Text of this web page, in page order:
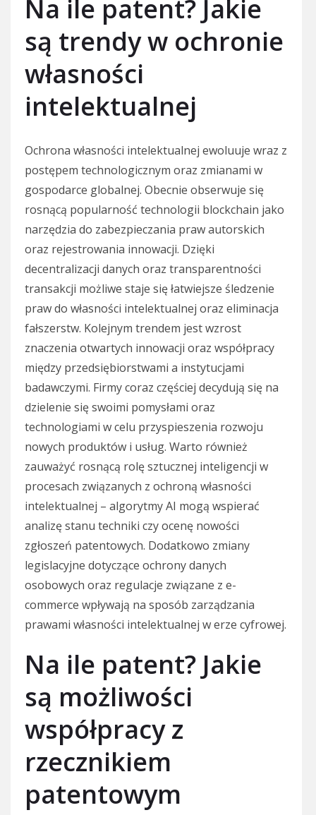
Na ile patent? Jakie
są trendy w ochronie
własności
intelektualnej
Ochrona własności intelektualnej ewoluuje wraz z
postępem technologicznym oraz zmianami w
gospodarce globalnej. Obecnie obserwuje się
rosnącą popularność technologii blockchain jako
narzędzia do zabezpieczania praw autorskich
oraz rejestrowania innowacji. Dzięki
decentralizacji danych oraz transparentności
transakcji możliwe staje się łatwiejsze śledzenie
praw do własności intelektualnej oraz eliminacja
fałszerstw. Kolejnym trendem jest wzrost
znaczenia otwartych innowacji oraz współpracy
między przedsiębiorstwami a instytucjami
badawczymi. Firmy coraz częściej decydują się na
dzielenie się swoimi pomysłami oraz
technologiami w celu przyspieszenia rozwoju
nowych produktów i usług. Warto również
zauważyć rosnącą rolę sztucznej inteligencji w
procesach związanych z ochroną własności
intelektualnej – algorytmy AI mogą wspierać
analizę stanu techniki czy ocenę nowości
zgłoszeń patentowych. Dodatkowo zmiany
legislacyjne dotyczące ochrony danych
osobowych oraz regulacje związane z e-
commerce wpływają na sposób zarządzania
prawami własności intelektualnej w erze cyfrowej.
Na ile patent? Jakie
są możliwości
współpracy z
rzecznikiem
patentowym